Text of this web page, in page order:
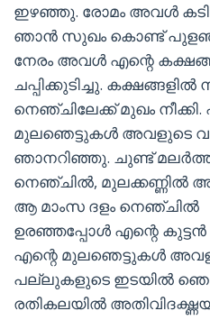
ഇഴഞ്ഞു. രോമം അവള്‍
ഞാന്‍ സുഖം കൊണ്ട്
നേരം അവള്‍ എന്റെ
ചപ്പിക്കുടിച്ചു.
നെഞ്ചിലേക്ക് മുഖം നീക്കി.
മുലഞെട്ടുകള്‍ അവളുടെ
ഞാനറിഞ്ഞു. ചുണ്ട്
നെഞ്ചില്‍, മുലക്കണ്ണില്‍
ആ മാംസ ദളം നെഞ്ചില്‍
ഉരഞ്ഞപ്പോള്‍ എന്റെ
എന്റെ മുലഞെട്ടുകള്‍
പല്ലുകളുടെ ഇടയില്‍
രതികലയില്‍